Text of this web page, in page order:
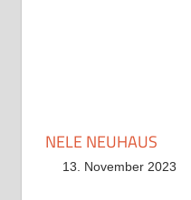
NELE NEUHAUS
13. November 2023